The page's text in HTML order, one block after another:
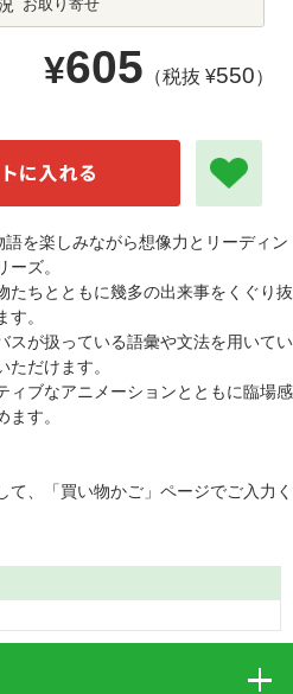
お取り寄せ
¥605 （税抜 ¥550）
を楽しみながら想像力とリーディン
ズ。
たちとともに幾多の出来事をくぐり抜
。
スが扱っている語彙や文法を用いてい
だけます。
ィブなアニメーションとともに臨場感
す。
、「買い物かご」ページでご入力く